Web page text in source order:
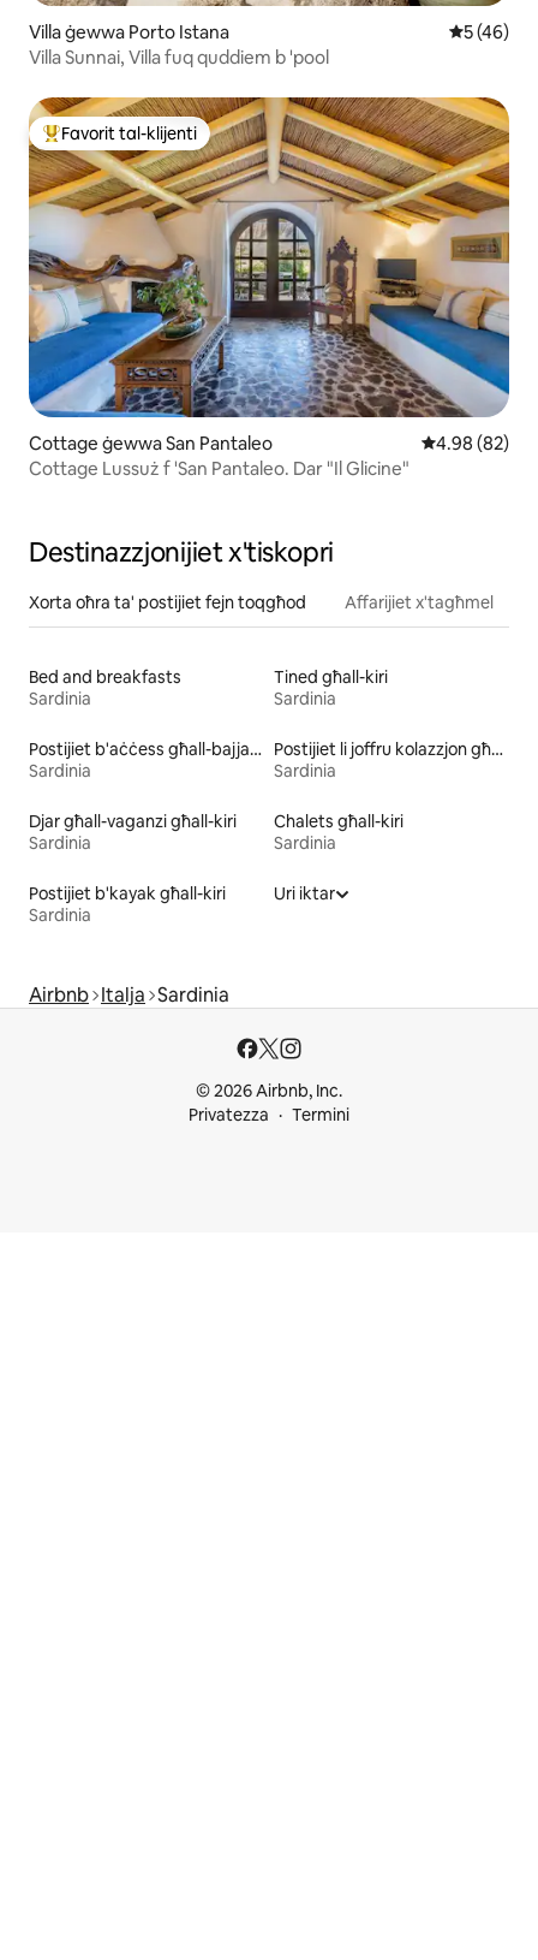
Villa ġewwa Porto Istana Rating
5 (46)
Villa Sunnai, Villa fuq quddiem b 'pool
Wieħed mill-aqwa favoriti tal-klijenti
Favorit tal-klijenti
Cottage ġewwa San Pantaleo Rating medju
4.98 (82)
Cottage Lussuż f 'San Pantaleo. Dar "Il Glicine"
Destinazzjonijiet x'tiskopri
Xorta oħra ta' postijiet fejn toqgħod Affarijiet x'tagħmel
Bed and breakfasts
Sardinia
Tined għall-kiri
Sardinia
Postijiet b'aċċess għall-bajja għall-kiri
Sardinia
Postijiet li joffru kolazzjon għall-kiri
Sardinia
Djar għall-vaganzi għall-kiri
Sardinia
Chalets għall-kiri
Sardinia
Postijiet b'kayak għall-kiri
Sardinia
Uri iktar
Airbnb Italja Sardinia
© 2026 Airbnb, Inc.
Privatezza
Termini